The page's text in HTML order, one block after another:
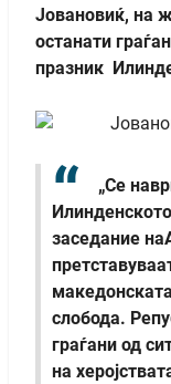
Јовановиќ, на
останати
празник
„Се
заседание
слобода.
граѓани од
на